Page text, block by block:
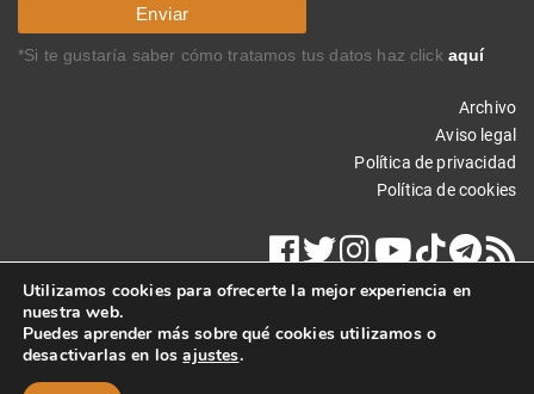
*Si te gustaría saber cómo tratamos tus datos haz click aquí
Archivo
Aviso legal
Política de privacidad
Política de cookies
Copyright © 2023 Carlos Rodríguez Braun. Todos los derechos
reservados.
Utilizamos cookies para ofrecerte la mejor experiencia en
nuestra web.
Puedes aprender más sobre qué cookies utilizamos o
desactivarlas en losajustes.